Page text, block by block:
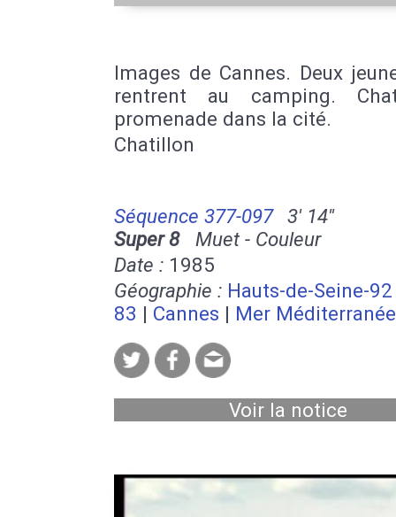
Images de Cannes. Deux
rentrent au camping.
promenade dans la cité.
Chatillon
Séquence 377-097
3' 14''
Super 8Muet - Couleur
Date : 1985
Géographie : Hauts-de-Seine-92
83 | Cannes | Mer Méditerranée
Voir la notice